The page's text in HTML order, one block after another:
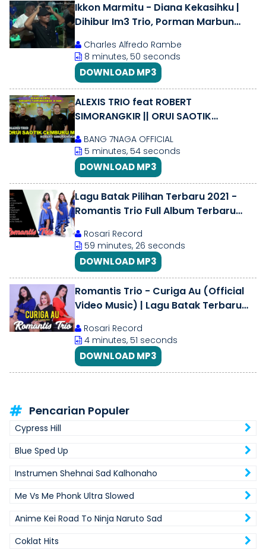
Ikkon Marmitu - Diana Kekasihku |
Dihibur Im3 Trio, Porman Marbun
Charles Alfredo Rambe
8 minutes, 50 seconds
DOWNLOAD MP3
ALEXIS TRIO feat ROBERT
SIMORANGKIR || ORUI SAOTIK
TAMPUBOLON SH. M.HUM
BANG 7NAGA OFFICIAL
5 minutes, 54 seconds
DOWNLOAD MP3
Lagu Batak Pilihan Terbaru 2021 -
Romantis Trio Full Album Terbaru
Rosari Record
59 minutes, 26 seconds
DOWNLOAD MP3
Romantis Trio - Curiga Au (Official
Video Music) | Lagu Batak Terbaru
Rosari Record
4 minutes, 51 seconds
DOWNLOAD MP3
Pencarian Populer
Cypress Hill
Blue Sped Up
Instrumen Shehnai Sad Kalhonaho
Me Vs Me Phonk Ultra Slowed
Anime Kei Road To Ninja Naruto Sad
Coklat Hits